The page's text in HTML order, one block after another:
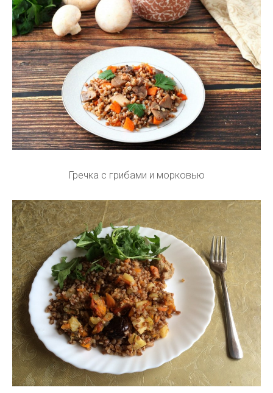
Гречка с грибами и морковью